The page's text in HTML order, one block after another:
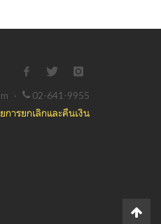
·
02-641-9955
การยกเลิกและคืนเงิน